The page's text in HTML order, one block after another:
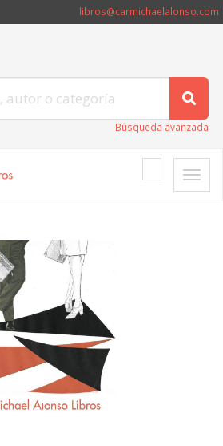
libros@carmichaelalonso.com
Búsqueda avanzada
Toggle